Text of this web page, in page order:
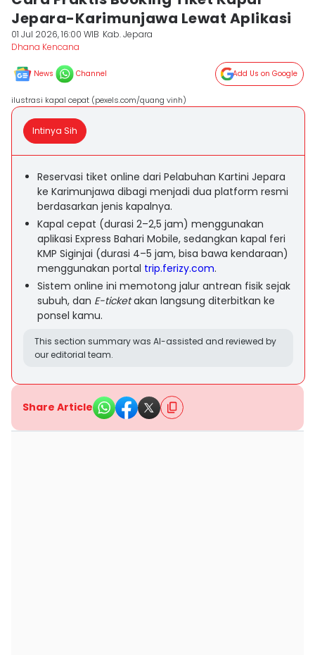
Jepara-Karimunjawa Lewat Aplikasi
01 Jul 2026, 16:00 WIB Kab. Jepara
Dhana Kencana
News Channel Add Us on Google
ilustrasi kapal cepat (pexels.com/quang vinh)
Intinya Sih
Reservasi tiket online dari Pelabuhan Kartini Jepara
ke Karimunjawa dibagi menjadi dua platform resmi
berdasarkan jenis kapalnya.
Kapal cepat (durasi 2–2,5 jam) menggunakan
aplikasi Express Bahari Mobile, sedangkan kapal feri
KMP Siginjai (durasi 4–5 jam, bisa bawa kendaraan)
menggunakan portal trip.ferizy.com.
Sistem online ini memotong jalur antrean fisik sejak
subuh, dan E-ticketakan langsung diterbitkan ke
ponsel kamu.
This section summary was AI-assisted and reviewed by
our editorial team.
Share Article